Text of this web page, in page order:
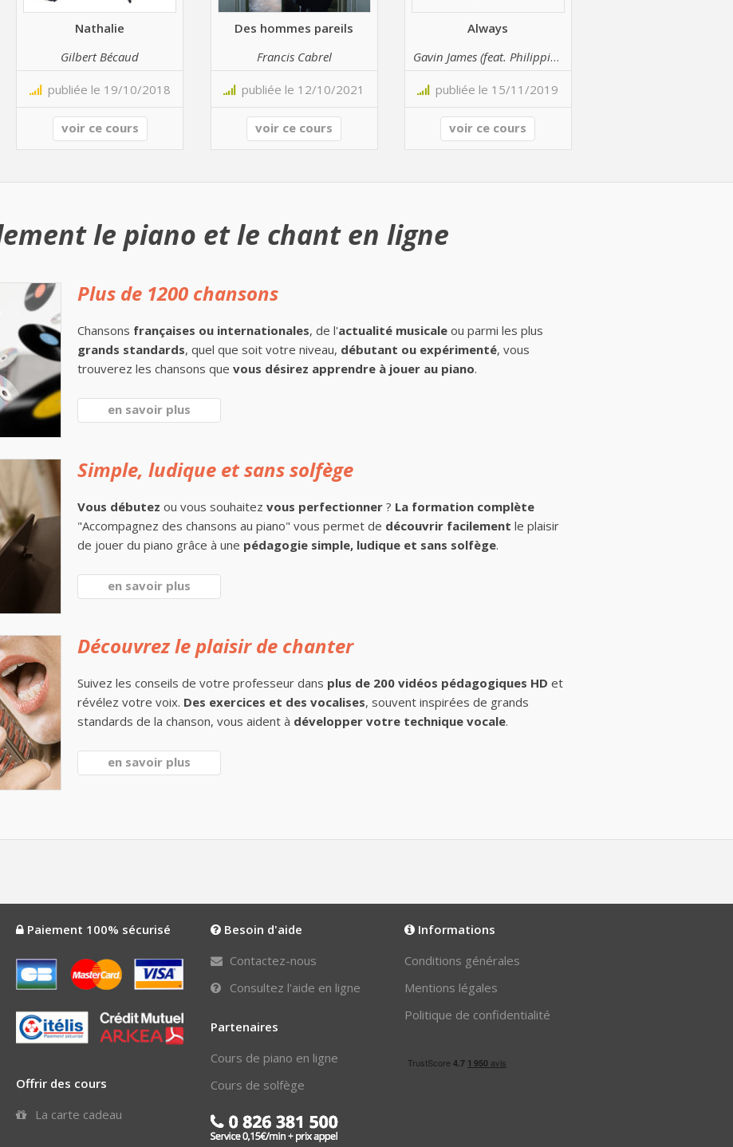
Nathalie
Gilbert Bécaud
publiée le 19/10/2018
voir ce cours
Des hommes pareils
Francis Cabrel
publiée le 12/10/2021
voir ce cours
Always
Gavin James (feat. Philippine)
publiée le 15/11/2019
voir ce cours
le piano et le chant en ligne
Plus de 1200 chansons
Chansons françaises ou internationales, de l'actualité musicale ou parmi les plus
grands standards, quel que soit votre niveau, débutant ou expérimenté, vous
trouverez les chansons que vous désirez apprendre à jouer au piano.
en savoir plus
Simple, ludique et sans solfège
Vous débutez ou vous souhaitez vous perfectionner ? La formation complète
"Accompagnez des chansons au piano" vous permet de découvrir facilement le plaisir
de jouer du piano grâce à une pédagogie simple, ludique et sans solfège.
en savoir plus
Découvrez le plaisir de chanter
Suivez les conseils de votre professeur dans plus de 200 vidéos pédagogiques HD et
révélez votre voix. Des exercices et des vocalises, souvent inspirées de grands
standards de la chanson, vous aident à développer votre technique vocale.
en savoir plus
Paiement 100% sécurisé
Offrir des cours
La carte cadeau
Besoin d'aide
Contactez-nous
Consultez l'aide en ligne
Partenaires
Cours de piano en ligne
Cours de solfège
Informations
Conditions générales
Mentions légales
Politique de confidentialité